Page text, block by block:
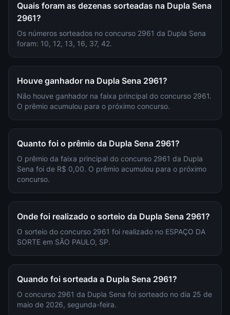
Quais foram as dezenas sorteadas na Dupla Sena
2961?
Os números sorteados no concurso 2961 da Dupla Sena
foram: 10, 12, 13, 16, 37, 42.
Houve ganhador na Dupla Sena 2961?
Não houve ganhador na faixa principal do concurso 2961.
O prêmio acumulou para o próximo concurso.
Quanto foi o prêmio da Dupla Sena 2961?
O prêmio da faixa principal do concurso 2961 da Dupla
Sena foi de R$ 0,00. O prêmio acumulou para o próximo
concurso.
Onde foi realizado o sorteio da Dupla Sena 2961?
O sorteio do concurso 2961 foi realizado no ESPAÇO DA
SORTE em SÃO PAULO, SP.
Quando foi sorteada a Dupla Sena 2961?
O concurso 2961 da Dupla Sena foi sorteado no dia 25 de
maio de 2026, segunda-feira.